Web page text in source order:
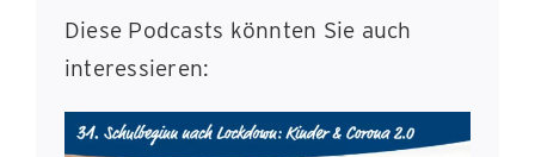
Diese Podcasts könnten Sie auch
interessieren: